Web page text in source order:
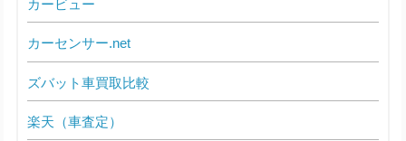
カービュー
カーセンサー.net
ズバット車買取比較
楽天（車査定）